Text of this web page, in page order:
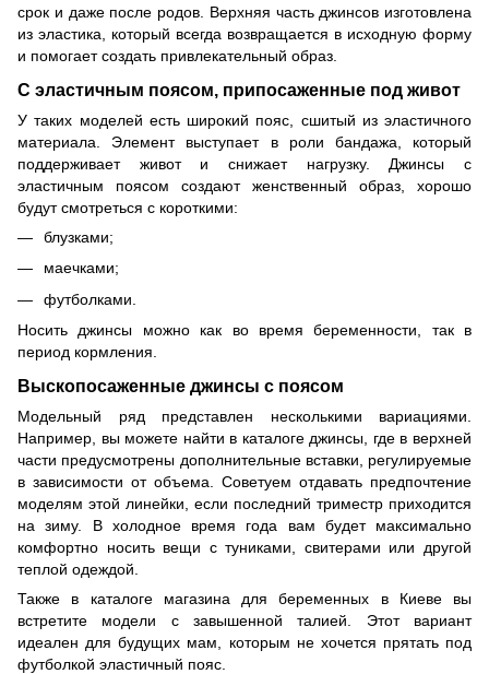
срок и даже после родов. Верхняя часть джинсов изготовлена
из эластика, который всегда возвращается в исходную форму
и помогает создать привлекательный образ.
С эластичным поясом, припосаженные под живот
У таких моделей есть широкий пояс, сшитый из эластичного
материала. Элемент выступает в роли бандажа, который
поддерживает живот и снижает нагрузку. Джинсы с
эластичным поясом создают женственный образ, хорошо
будут смотреться с короткими:
блузками;
маечками;
футболками.
Носить джинсы можно как во время беременности, так в
период кормления.
Выскопосаженные джинсы с поясом
Модельный ряд представлен несколькими вариациями.
Например, вы можете найти в каталоге джинсы, где в верхней
части предусмотрены дополнительные вставки, регулируемые
в зависимости от объема. Советуем отдавать предпочтение
моделям этой линейки, если последний триместр приходится
на зиму. В холодное время года вам будет максимально
комфортно носить вещи с туниками, свитерами или другой
теплой одеждой.
Также в каталоге магазина для беременных в Киеве вы
встретите модели с завышенной талией. Этот вариант
идеален для будущих мам, которым не хочется прятать под
футболкой эластичный пояс.